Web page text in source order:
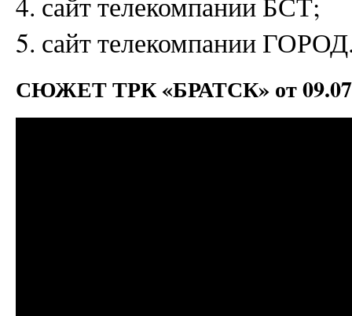
5. сайт телекомпании
СЮЖЕТ ТРК «БРАТСК» от